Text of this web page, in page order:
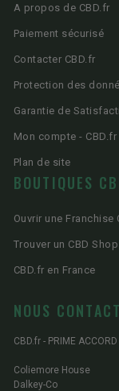
A propos de CBD.fr
Paiement sécurisé
Contacter CBD.fr
Protection des
Garantie de
Mon compte - CBD.fr
Plan de site
BOUTIQUES
Ouvrir une Franchise
Trouver un CBD
CBD.fr en France
NOUS
CBD.fr - PRIME
Coliemore House
Dalkey-Co